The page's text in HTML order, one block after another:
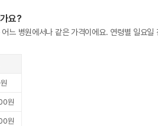
요?
느 병원에서나 같은 가격이에요. 연령별 일요일
원
원